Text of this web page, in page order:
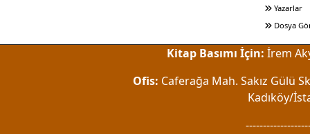
Yazarlar
Dosya
Kitap Basımı İçin: İrem
Ofis: Caferağa Mah. Sakız Gülü
Kadıköy/